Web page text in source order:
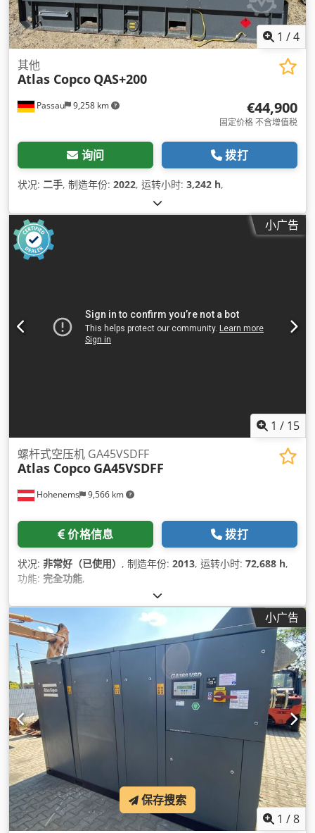
1 /4
Passau 9,258 km
其他
Atlas Copco QAS+200
€44,900
固定价格 不含增值税
询问 拨打
状况: 二手, 制造年份: 2022, 运转小时: 3,242 h,
小广告
1 / 15
Hohenems 9,566 km
螺杆式空压机 GA45VSDFF
Atlas Copco GA45VSDFF
价格信息 拨打
状况: 非常好（已使用） , 制造年份: 2013, 运转小时: 72,688 h,
功能: 完全功能,
小广告
1 /8
保存搜索